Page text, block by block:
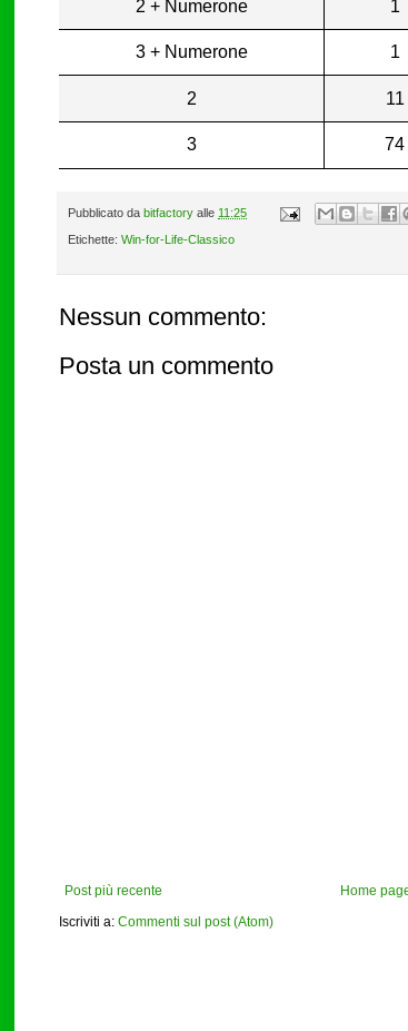
2 + Numerone 1
3 + Numerone 1
2 11
3 74
Pubblicato da bitfactory alle 11:25
Etichette: Win-for-Life-Classico
Nessun commento:
Posta un commento
Post più recente
Home
Iscriviti a: Commenti sul post (Atom)